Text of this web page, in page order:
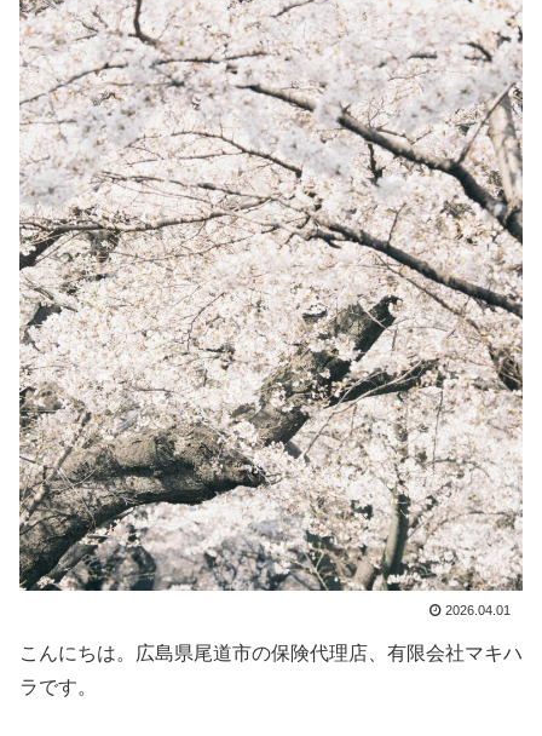
2026.04.01
こんにちは。広島県尾道市の保険代理店、有限会社マキハ
ラです。